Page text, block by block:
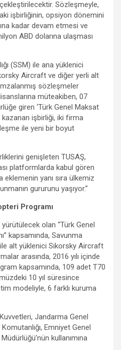
Sözleşmeyle,
işbirliğinin, opsiyon dönemini
kadar devam etmesi ve
ABD dolarına ulaşması
(SSM) ile ana yüklenici
Aircraft ve diğer yerli alt
sözleşmeler
müteakiben, 07
giren ‘Türk Genel Maksat
kazanan işbirliği, iki firma
ile yeni bir boyut
genişleten TUSAŞ,
platformlarda kabul gören
eklemenin yanı sıra ülkemiz
gururunu yaşıyor.”
Programı
olan “Türk Genel
kapsamında, Savunma
ile alt yüklenici Sikorsky Aircraft
arasında, 2016 yılı içinde
kapsamında, 109 adet T70
10 yıl süresince
modeliyle, 6 farklı kuruma
Jandarma Genel
Emniyet Genel
kullanımına